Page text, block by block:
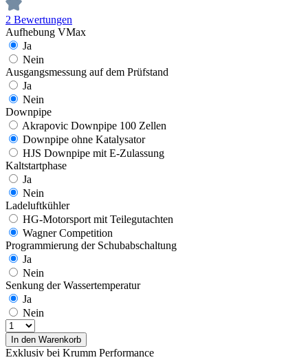
2 Bewertungen
Aufhebung VMax
Ja
Nein
Ausgangsmessung auf dem Prüfstand
Ja
Nein
Downpipe
Akrapovic Downpipe 100 Zellen
Downpipe ohne Katalysator
HJS Downpipe mit E-Zulassung
Kaltstartphase
Ja
Nein
Ladeluftkühler
HG-Motorsport mit Teilegutachten
Wagner Competition
Programmierung der Schubabschaltung
Ja
Nein
Senkung der Wassertemperatur
Ja
Nein
In den Warenkorb
Exklusiv bei Krumm Performance